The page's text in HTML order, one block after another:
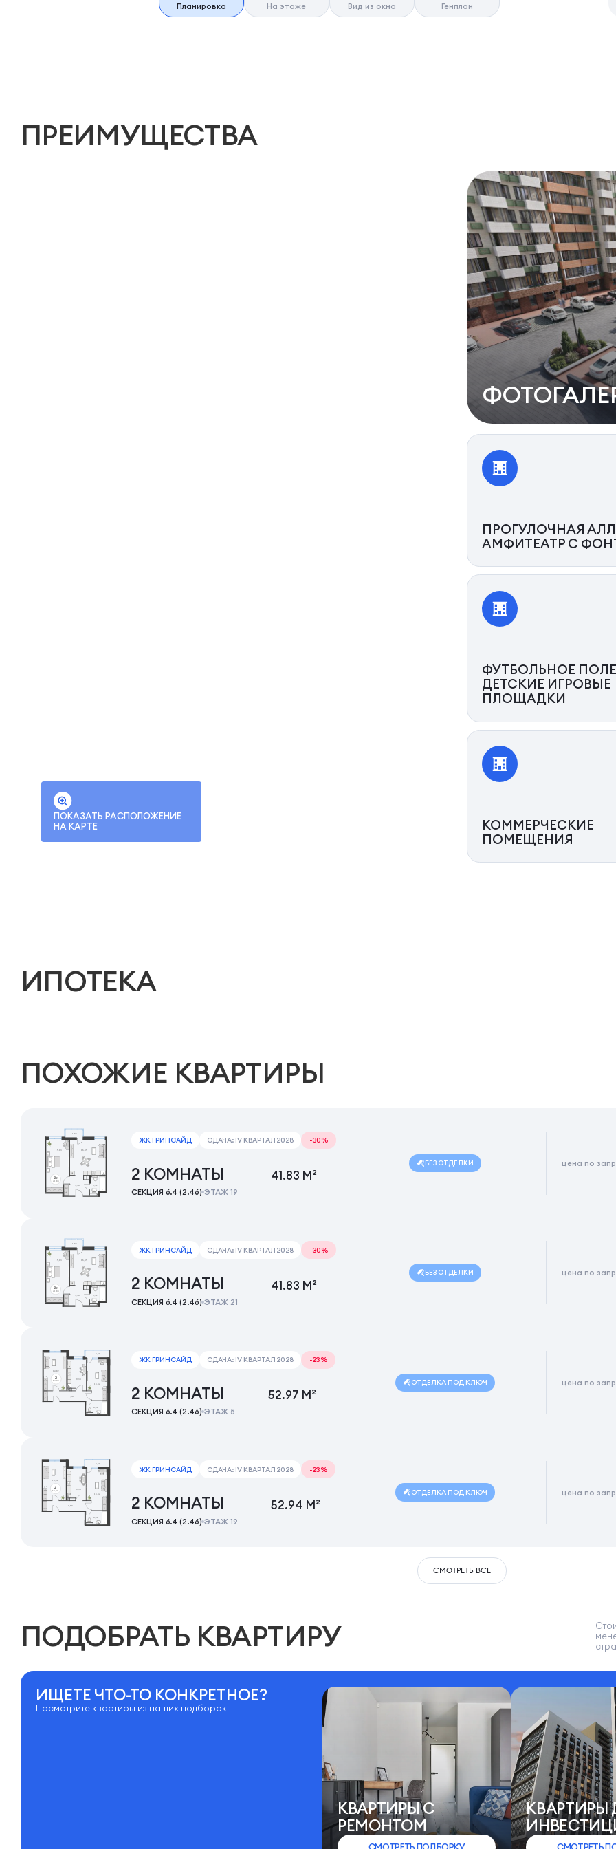
Планировка На этаже Вид из окна Генплан
ПРЕИМУЩЕСТВА
ПОКАЗАТЬ РАСПОЛОЖЕНИЕ
НА КАРТЕ
ПРОГУЛОЧНАЯ
АМФИТЕАТР С
ФУТБОЛЬНОЕ
ДЕТСКИЕ ИГРОВЫЕ
ПЛОЩАДКИ
КОММЕРЧЕСКИЕ
ПОМЕЩЕНИЯ
ИПОТЕКА
ПОХОЖИЕ КВАРТИРЫ
СМОТРЕТЬ ВСЕ
ЖК ГРИНСАЙД СДАЧА: IV КВАРТАЛ 2028 -30%
2 КОМНАТЫ
СЕКЦИЯ 6.4 (2.46) ЭТАЖ 19
41.83 М²
БЕЗ ОТДЕЛКИ цена по
ЖК ГРИНСАЙД СДАЧА: IV КВАРТАЛ 2028 -30%
2 КОМНАТЫ
СЕКЦИЯ 6.4 (2.46) ЭТАЖ 21
41.83 М²
БЕЗ ОТДЕЛКИ цена по
ЖК ГРИНСАЙД СДАЧА: IV КВАРТАЛ 2028 -23%
2 КОМНАТЫ
СЕКЦИЯ 6.4 (2.46) ЭТАЖ 5
52.97 М²
ОТДЕЛКА ПОД КЛЮЧ цена по
ЖК ГРИНСАЙД СДАЧА: IV КВАРТАЛ 2028 -23%
2 КОМНАТЫ
СЕКЦИЯ 6.4 (2.46) ЭТАЖ 19
52.94 М²
ОТДЕЛКА ПОД КЛЮЧ цена по
ПОДОБРАТЬ КВАРТИРУ
ИЩЕТЕ ЧТО-ТО КОНКРЕТНОЕ?
Посмотрите квартиры из наших подборок
КВАРТИРЫ C
РЕМОНТОМ
КВАРТИРЫ